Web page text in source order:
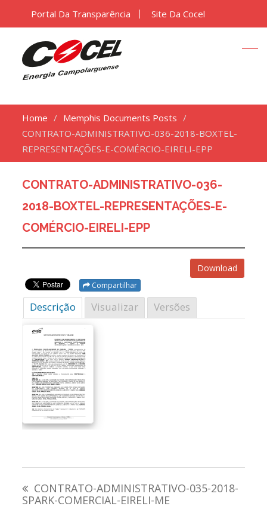
Portal Da Transparência Site Da Cocel
Home
Memphis Documents Posts
CONTRATO-ADMINISTRATIVO-036-2018-BOXTEL-
REPRESENTAÇÕES-E-COMÉRCIO-EIRELI-EPP
CONTRATO-ADMINISTRATIVO-036-
2018-BOXTEL-REPRESENTAÇÕES-E-
COMÉRCIO-EIRELI-EPP
Download
Compartilhar
Descrição Visualizar Versões
de
CONTRATO-ADMINISTRATIVO-035-2018-
SPARK-COMERCIAL-EIRELI-ME